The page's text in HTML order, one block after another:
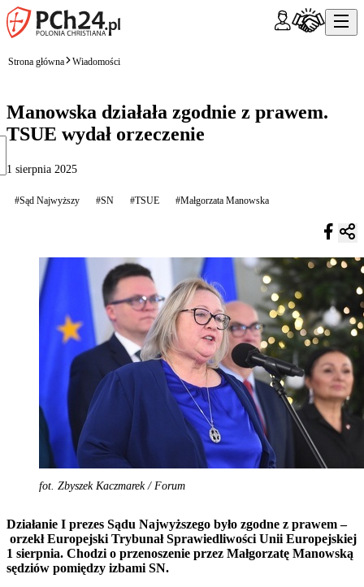
Strona główna Wiadomości
Manowska działała zgodnie z prawem.
TSUE wydał orzeczenie
1 sierpnia 2025
#Sąd Najwyższy #SN #TSUE #Małgorzata Manowska
fot. Zbyszek Kaczmarek / Forum
Działanie I prezes Sądu Najwyższego było zgodne z prawem –
orzekł Europejski Trybunał Sprawiedliwości Unii Europejskiej
1 sierpnia. Chodzi o przenoszenie przez Małgorzatę Manowską
sędziów pomiędzy izbami SN.